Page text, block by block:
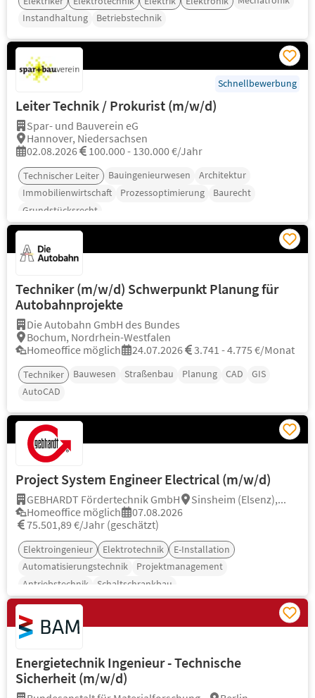
Instandhaltung
Betriebstechnik
Schnellbewerbung
Leiter Technik / Prokurist (m/w/d)
Spar- und Bauverein eG
Hannover, Niedersachsen
02.08.2026
100.000 - 130.000 €/Jahr
Technischer Leiter Bauingenieurwesen
Architektur
Immobilienwirtschaft
Prozessoptimierung
Baurecht
Grundstücksrecht
Techniker (m/w/d) Schwerpunkt Planung für
Autobahnprojekte
Die Autobahn GmbH des Bundes
Bochum, Nordrhein-Westfalen
Homeoffice möglich
24.07.2026 3.741 - 4.775 €/Monat
Techniker Bauwesen Straßenbau Planung CAD
GIS
AutoCAD
Project System Engineer Electrical (m/w/d)
GEBHARDT Fördertechnik GmbH
Sinsheim (Elsenz),...
Homeoffice möglich
07.08.2026
75.501,89 €/Jahr (geschätzt)
Elektroingenieur Elektrotechnik
E-Installation
Automatisierungstechnik
Projektmanagement
Antriebstechnik
Schaltschrankbau
Energietechnik Ingenieur - Technische
Sicherheit (m/w/d)